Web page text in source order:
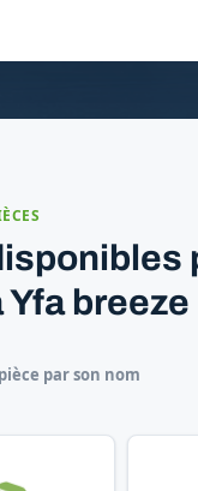
Yfa breeze
par son nom